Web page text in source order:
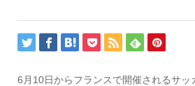
6月10日からフランスで開催されるサッ